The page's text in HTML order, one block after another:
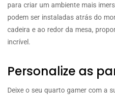
para criar um ambiente mais
podem ser instaladas atrás do
cadeira e ao redor da mesa,
incrível.
Personalize as
Deixe o seu quarto gamer com a